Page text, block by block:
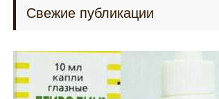
Свежие публикации